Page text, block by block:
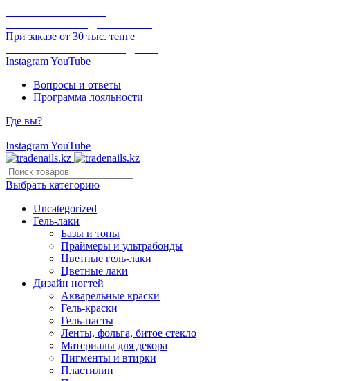
При заказе от 30 тыс. тенге
InstagramYouTube
Вопросы и ответы
Программа лояльности
Где вы?
InstagramYouTube
Выбрать категорию
Uncategorized
Гель-лаки
Базы и топы
Праймеры и ультрабонды
Цветные гель-лаки
Цветные лаки
Дизайн ногтей
Акварельные краски
Гель-краски
Гель-пасты
Ленты, фольга, битое стекло
Материалы для декора
Пигменты и втирки
Пластилин